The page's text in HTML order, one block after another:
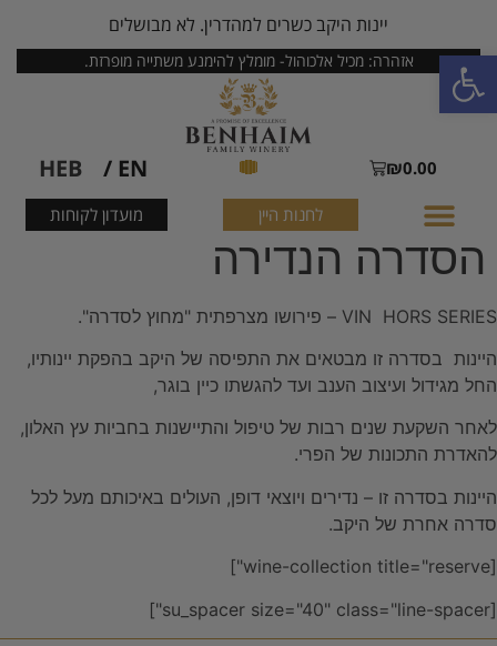
פתח סרגל נגישות
יינות היקב כשרים למהדרין. לא מבושלים
אזהרה: מכיל אלכוהול- מומלץ להימנע משתייה מופרזת.
₪0.00
EN /
HEB
לחנות היין מועדון לקוחות
הסדרה הנדירה
VIN HORS SERIES – פירושו מצרפתית "מחוץ לסדרה".
היינות בסדרה זו מבטאים את התפיסה של היקב בהפקת יינותיו,
החל מגידול ועיצוב הענב ועד להגשתו כיין בוגר,
לאחר השקעת שנים רבות של טיפול והתיישנות בחביות עץ האלון,
להאדרת התכונות של הפרי.
היינות בסדרה זו – נדירים ויוצאי דופן, העולים באיכותם מעל לכל
סדרה אחרת של היקב.
[wine-collection title="reserve"]
[su_spacer size="40" class="line-spacer"]